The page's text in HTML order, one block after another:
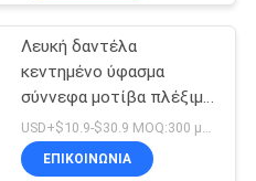
Λευκή δαντέλα
κεντημένο ύφασμα
σύννεφα μοτίβα πλέξιμο
γήπεδο για νυφικά γάμουUSD+$10.9-$30.9 MOQ:300 μέτρα.
ΕΠΙΚΟΙΝΩΝΙΑ